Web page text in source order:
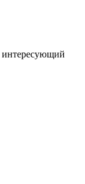
интересующий